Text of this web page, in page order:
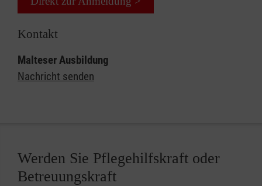
Kontakt
Malteser Ausbildung
Nachricht senden
Werden Sie Pflegehilfskraft oder
Betreuungskraft